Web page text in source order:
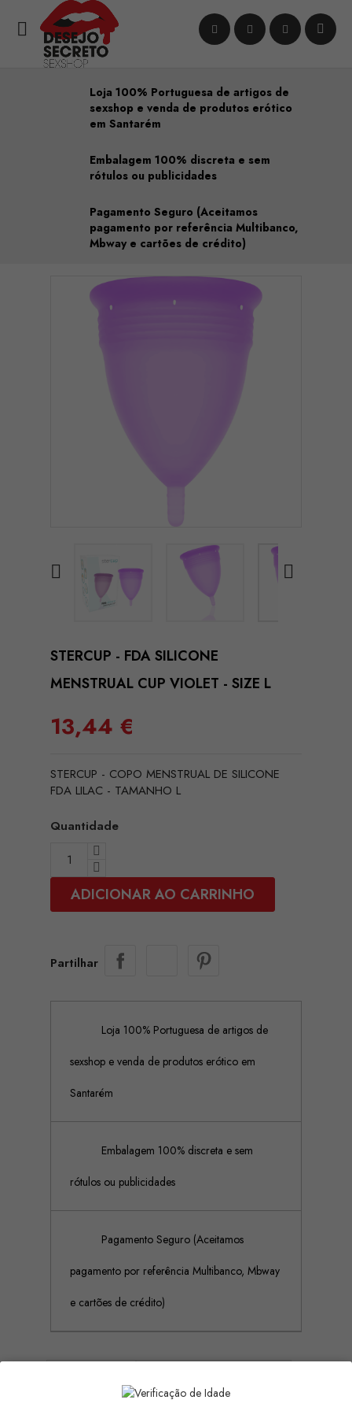

Loja 100% Portuguesa de artigos de
sexshop e venda de produtos erótico
em Santarém
Embalagem 100% discreta e sem
rótulos ou publicidades
Pagamento Seguro (Aceitamos
pagamento por referência Multibanco,
Mbway e cartões de crédito)
 
STERCUP - FDA SILICONE
MENSTRUAL CUP VIOLET - SIZE L
13,44 €
STERCUP - COPO MENSTRUAL DE SILICONE
FDA LILAC - TAMANHO L
Quantidade
ADICIONAR AO CARRINHO
Partilhar
Loja 100% Portuguesa de artigos de
sexshop e venda de produtos erótico em
Santarém
Embalagem 100% discreta e sem
rótulos ou publicidades
Pagamento Seguro (Aceitamos
pagamento por referência Multibanco, Mbway
e cartões de crédito)